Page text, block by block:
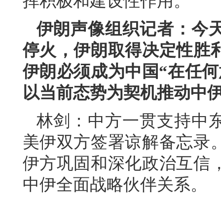
伊朗声像组织记者：今
停火，伊朗取得决定性胜
伊朗必须成为中国“在任
以当前态势为契机推动中
林剑：中方一贯支持中
美伊双方签署谅解备忘录
伊方巩固和深化政治互信
中伊全面战略伙伴关系。